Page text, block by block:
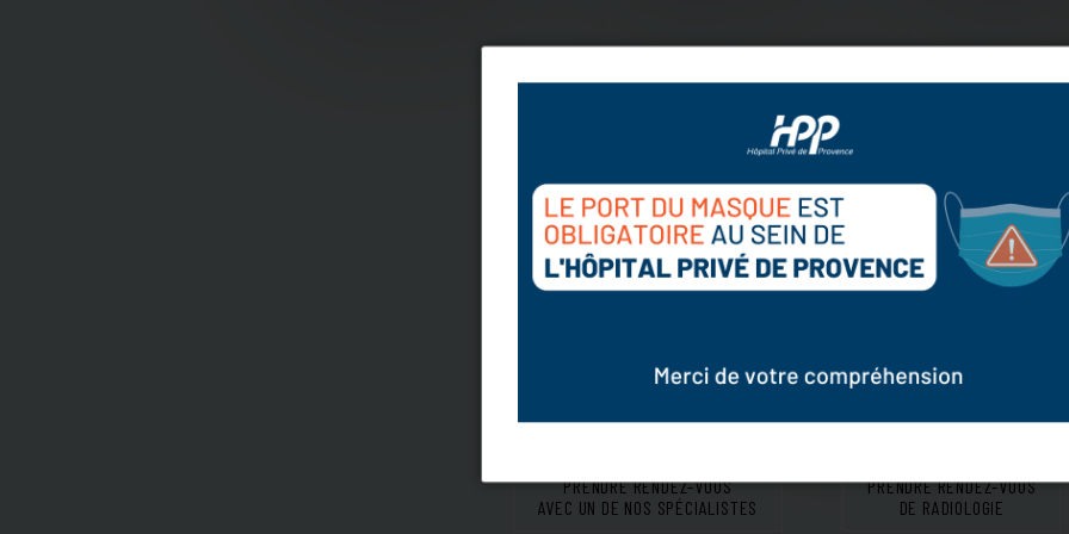
CENTRE DE
CONSULTATION
PRENDRE RENDEZ-VOUS
AVEC UN DE NOS SPÉCIALISTES
PRENDRE RENDEZ-VOUS
DE RADIOLOGIE